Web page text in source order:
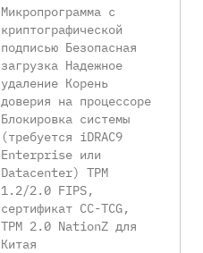
Микропрограмма с
криптографической
подписью Безопасная
загрузка Надежное
удаление Корень
доверия на процессоре
Блокировка системы
(требуется iDRAC9
Enterprise или
Datacenter) TPM
1.2/2.0 FIPS,
сертификат CC-TCG,
TPM 2.0 NationZ для
Китая